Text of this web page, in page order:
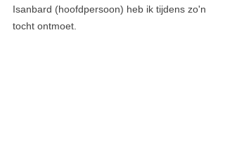
Isanbard (hoofdpersoon) heb ik tijdens zo'n
tocht ontmoet.